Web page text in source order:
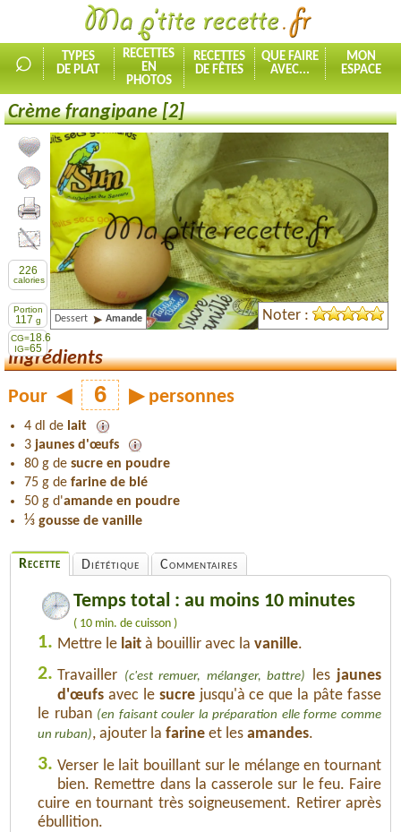
⌕
TYPES
DE PLAT
RECETTES
EN
PHOTOS
RECETTES
DE FÊTES
QUE FAIRE
AVEC...
MON
ESPACE
Crème frangipane [2]
Ajouter la recette à mes favorites
Commenter, noter la recette
Imprimer la recette
Partager cette recette
226
calories
Portion
117 g
CG=18.6
IG=65
Dessert Amande Noter :
Ingrédients
Pour ◀ ▶ personnes
4 dl de lait
3 jaunes d'œufs
80 g de sucre en poudre
75 g de farine de blé
50 g d'amande en poudre
⅓ gousse de vanille
Recette Diététique Commentaires
Temps total : au moins 10 minutes
( 10 min. de cuisson )
1. Mettre le lait à bouillir avec la vanille.
2. Travailler (c'est remuer, mélanger, battre) les jaunes
d'œufs avec le sucrejusqu'à ce que la pâte fasse
le ruban (en faisant couler la préparation elle forme comme
un ruban), ajouter la farine et les amandes.
3. Verser le lait bouillant sur le mélange en tournant
bien. Remettre dans la casserole sur le feu. Faire
cuire en tournant très soigneusement. Retirer après
ébullition.